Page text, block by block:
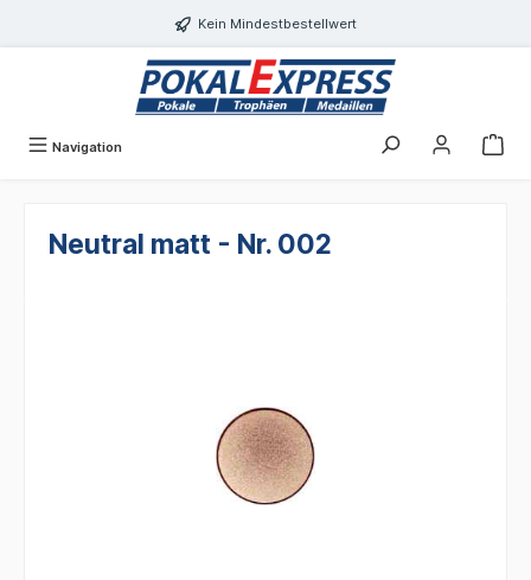
Kein Mindestbestellwert
Navigation
Neutral matt - Nr. 002